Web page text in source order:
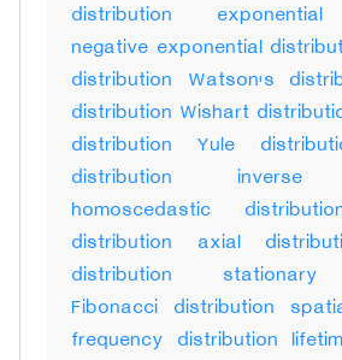
distribution
negative exponential
distribution Watson's
distribution Wishart
distribution Yule
distribution inverse
homoscedastic
distribution axial
distribution stationary
Fibonacci distribution
frequency distribution